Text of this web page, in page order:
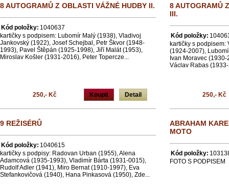
8 AUTOGRAMŮ Z OBLASTI VÁŽNÉ HUDBY II.
Kód položky: 1040637
kartičky s podpisem: Lubomír Malý (1938), Vladivoj
Jankovský (1922), Josef Schejbal, Petr Škvor (1948-
1993), Pavel Štěpán (1925-1998), Jiří Malát (1953),
Miroslav Košler (1931-2016), Peter Topercze...
Koupit Detail
250,- Kč
8 AUTOGRAMŮ
III.
Kód položky:
kartičky s podpisem:
(1924-2007),
Ivan Moravec
Václav Rabas
250,- Kč
9 REŽISÉRŮ
Kód položky: 1040615
kartičky s podpisy: Radovan Urban (1955), Alena
Adamcová (1935-1993), Vladimír Bárta (1931-0015),
Rudolf Adler (1941), Miro Bernat (1910-1997), Eva
Stefankovičová (1940), Hana Pinkasová (1950), Zde...
ABRAHAM
MOTO
Kód položky:
FOTO S PODPISEM